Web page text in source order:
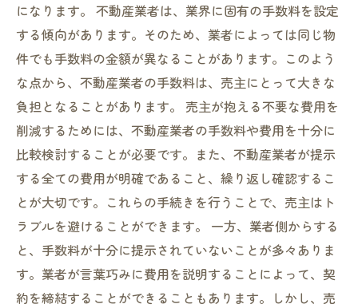
になります。 不動産業者は、業界に固有の手数料を設定
する傾向があります。そのため、業者によっては同じ物
件でも手数料の金額が異なることがあります。このよう
な点から、不動産業者の手数料は、売主にとって大きな
負担となることがあります。 売主が抱える不要な費用を
削減するためには、不動産業者の手数料や費用を十分に
比較検討することが必要です。また、不動産業者が提示
する全ての費用が明確であること、繰り返し確認するこ
とが大切です。これらの手続きを行うことで、売主はト
ラブルを避けることができます。 一方、業者側からする
と、手数料が十分に提示されていないことが多々ありま
す。業者が言葉巧みに費用を説明することによって、契
約を締結することができることもあります。しかし、売